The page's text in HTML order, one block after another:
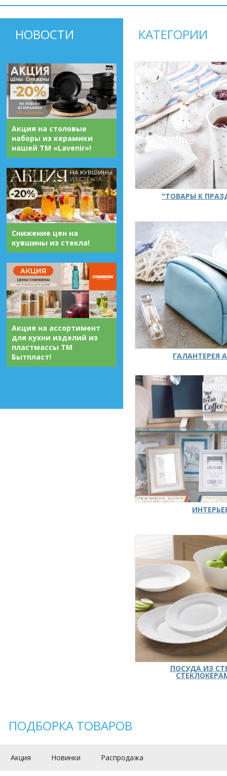
НОВОСТИ
Акция на столовые
наборы из керамики
нашей ТМ «Lavenir»!
Снижение цен на
кувшины из стекла!
Акция на ассортимент
для кухни изделий из
пластмассы ТМ
Бытпласт!
КАТЕГОРИИ
"ТОВАРЫ К
ГАЛАНТЕРЕЯ
ПОСУДА ИЗ
ПОДБОРКА ТОВАРОВ
Акция Новинки Распродажа